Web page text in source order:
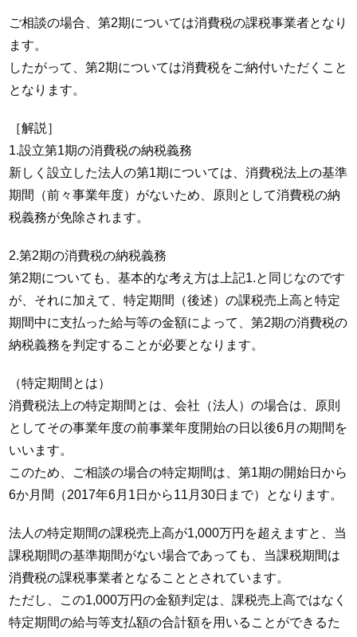
ご相談の場合、第2期については消費税の課税事業者となり
ます。
したがって、第2期については消費税をご納付いただくこと
となります。
［解説］
1.設立第1期の消費税の納税義務
新しく設立した法人の第1期については、消費税法上の基準
期間（前々事業年度）がないため、原則として消費税の納
税義務が免除されます。
2.第2期の消費税の納税義務
第2期についても、基本的な考え方は上記1.と同じなのです
が、それに加えて、特定期間（後述）の課税売上高と特定
期間中に支払った給与等の金額によって、第2期の消費税の
納税義務を判定することが必要となります。
（特定期間とは）
消費税法上の特定期間とは、会社（法人）の場合は、原則
としてその事業年度の前事業年度開始の日以後6月の期間を
いいます。
このため、ご相談の場合の特定期間は、第1期の開始日から
6か月間（2017年6月1日から11月30日まで）となります。
法人の特定期間の課税売上高が1,000万円を超えますと、当
課税期間の基準期間がない場合であっても、当課税期間は
消費税の課税事業者となることとされています。
ただし、この1,000万円の金額判定は、課税売上高ではなく
特定期間の給与等支払額の合計額を用いることができるた